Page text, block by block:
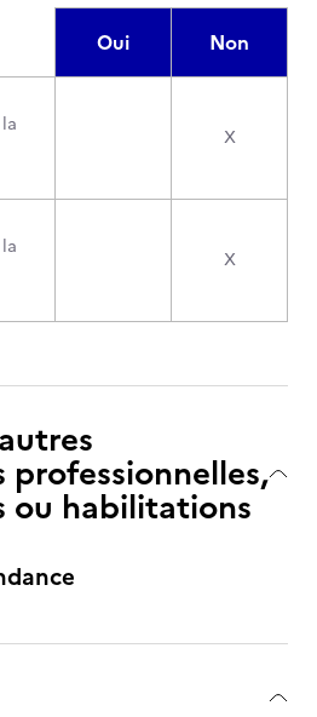
Oui Non
X
X
habilitations